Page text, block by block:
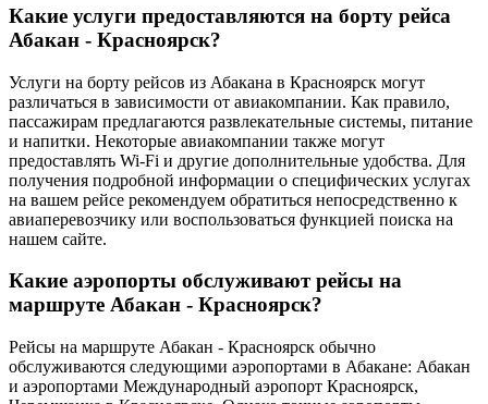
Какие услуги предоставляются на борту рейса
Абакан - Красноярск?
Услуги на борту рейсов из Абакана в Красноярск могут
различаться в зависимости от авиакомпании. Как правило,
пассажирам предлагаются развлекательные системы, питание
и напитки. Некоторые авиакомпании также могут
предоставлять Wi-Fi и другие дополнительные удобства. Для
получения подробной информации о специфических услугах
на вашем рейсе рекомендуем обратиться непосредственно к
авиаперевозчику или воспользоваться функцией поиска на
нашем сайте.
Какие аэропорты обслуживают рейсы на
маршруте Абакан - Красноярск?
Рейсы на маршруте Абакан - Красноярск обычно
обслуживаются следующими аэропортами в Абакане: Абакан
и аэропортами Международный аэропорт Красноярск,